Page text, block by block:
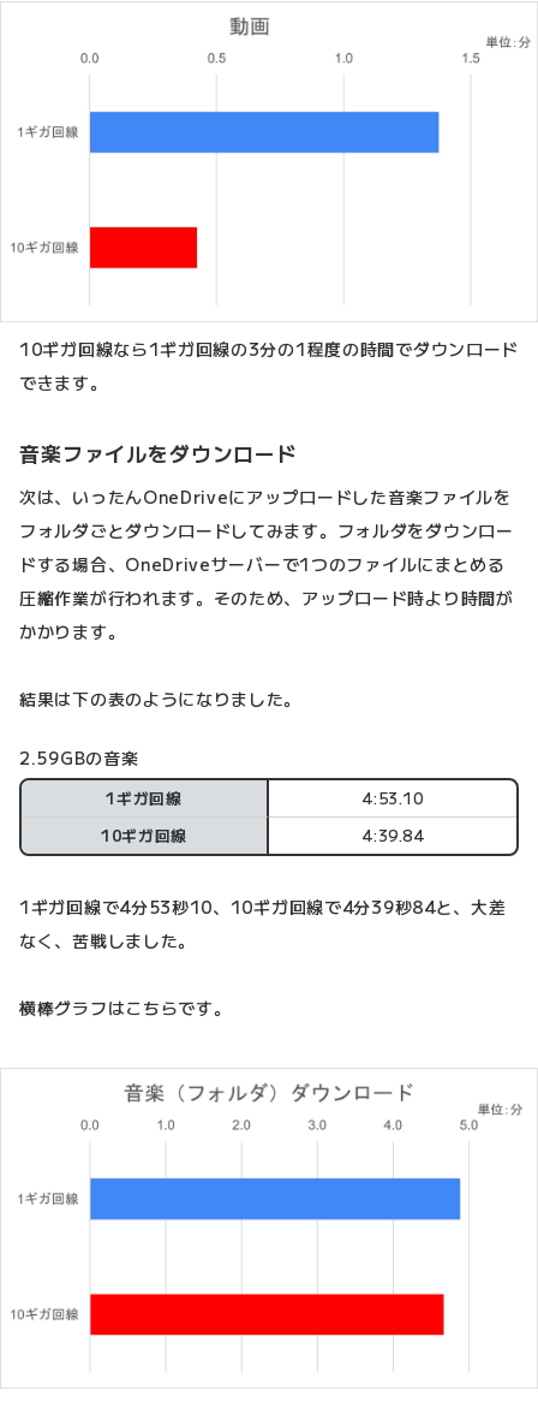
10ギガ回線なら1ギガ回線の3分の1程度の時間でダウンロード
できます。
音楽ファイルをダウンロード
次は、いったんOneDriveにアップロードした音楽ファイルを
フォルダごとダウンロードしてみます。フォルダをダウンロー
ドする場合、OneDriveサーバーで1つのファイルにまとめる
圧縮作業が行われます。そのため、アップロード時より時間が
かかります。
結果は下の表のようになりました。
2.59GBの音楽
1ギガ回線
4:53.10
10ギガ回線
4:39.84
1ギガ回線で4分53秒10、10ギガ回線で4分39秒84と、大差
なく、苦戦しました。
横棒グラフはこちらです。